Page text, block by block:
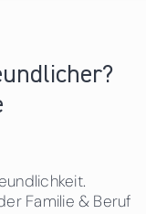
Familie & Beruf